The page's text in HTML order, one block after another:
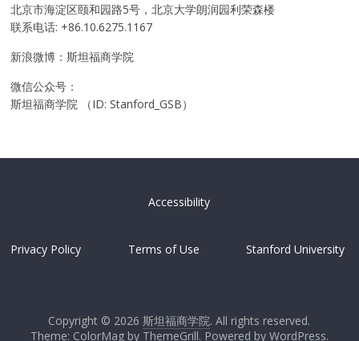
北京市海淀区颐和园路5号，北京大学朗润园利荣森楼
联系电话: +86.10.6275.1167
新浪微博：斯坦福商学院
微信公众号：
斯坦福商学院 （ID: Stanford_GSB）
Accessibility
Privacy Policy Terms of Use Stanford University
Copyright © 2026斯坦福商学院. All rights reserved.
Theme: ColorMag by ThemeGrill. Powered by WordPress.